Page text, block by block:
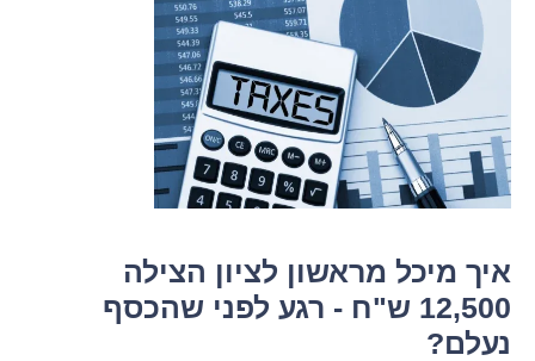
איך מיכל מראשון לציון הצילה
12,500 ש"ח - רגע לפני שהכסף
נעלם?